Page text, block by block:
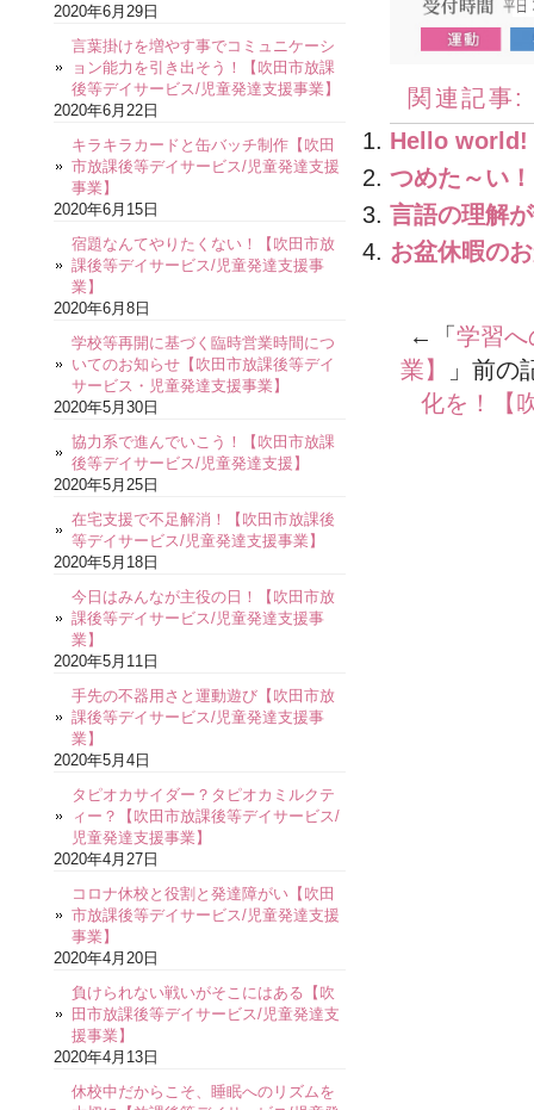
関連記事:
Hello world!
つめた～い
言語の理解
お盆休暇の
←「 学習へ
業】
」前
化を！【
2020年6月29日
言葉掛けを増やす事でコミュニケーシ
ョン能力を引き出そう！【吹田市放課
後等デイサービス/児童発達支援事業】
2020年6月22日
キラキラカードと缶バッチ制作【吹田
市放課後等デイサービス/児童発達支援
事業】
2020年6月15日
宿題なんてやりたくない！【吹田市放
課後等デイサービス/児童発達支援事
業】
2020年6月8日
学校等再開に基づく臨時営業時間につ
いてのお知らせ【吹田市放課後等デイ
サービス・児童発達支援事業】
2020年5月30日
協力系で進んでいこう！【吹田市放課
後等デイサービス/児童発達支援】
2020年5月25日
在宅支援で不足解消！【吹田市放課後
等デイサービス/児童発達支援事業】
2020年5月18日
今日はみんなが主役の日！【吹田市放
課後等デイサービス/児童発達支援事
業】
2020年5月11日
手先の不器用さと運動遊び【吹田市放
課後等デイサービス/児童発達支援事
業】
2020年5月4日
タピオカサイダー？タピオカミルクテ
ィー？【吹田市放課後等デイサービス/
児童発達支援事業】
2020年4月27日
コロナ休校と役割と発達障がい【吹田
市放課後等デイサービス/児童発達支援
事業】
2020年4月20日
負けられない戦いがそこにはある【吹
田市放課後等デイサービス/児童発達支
援事業】
2020年4月13日
休校中だからこそ、睡眠へのリズムを